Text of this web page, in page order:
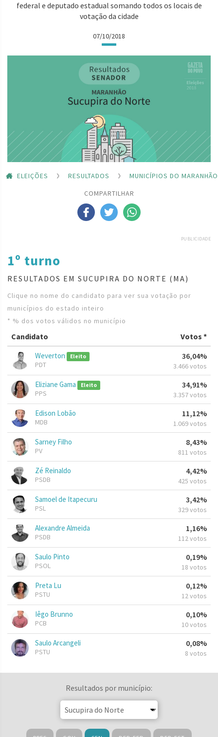
federal e deputado estadual somando todos os locais de
votação da cidade
07/10/2018
ELEIÇÕES RESULTADOS
MUNICÍPIOS DO MARANHÃO
COMPARTILHAR
PUBLICIDADE
1º turno
RESULTADOS EM SUCUPIRA DO NORTE (MA)
Clique no nome do candidato para ver sua votação por
municípios do estado inteiro
* % dos votos válidos no município
Candidato Votos *
Weverton Eleito
PDT
36,04%
3.466 votos
Eliziane Gama Eleito
PPS
34,91%
3.357 votos
Edison Lobão
MDB
11,12%
1.069 votos
Sarney Filho
PV
8,43%
811 votos
Zé Reinaldo
PSDB
4,42%
425 votos
Samoel de Itapecuru
PSL
3,42%
329 votos
Alexandre Almeida
PSDB
1,16%
112 votos
Saulo Pinto
PSOL
0,19%
18 votos
Preta Lu
PSTU
0,12%
12 votos
Iêgo Brunno
PCB
0,10%
10 votos
Saulo Arcangeli
PSTU
0,08%
8 votos
Resultados por município: